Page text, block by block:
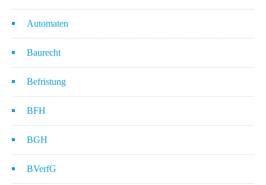
Automaten
Baurecht
Befristung
BFH
BGH
BVerfG